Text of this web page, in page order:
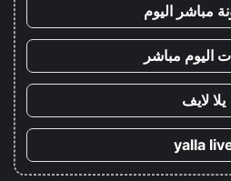
مباشر اليوم
اليوم مباشر
يلا لايف
yalla